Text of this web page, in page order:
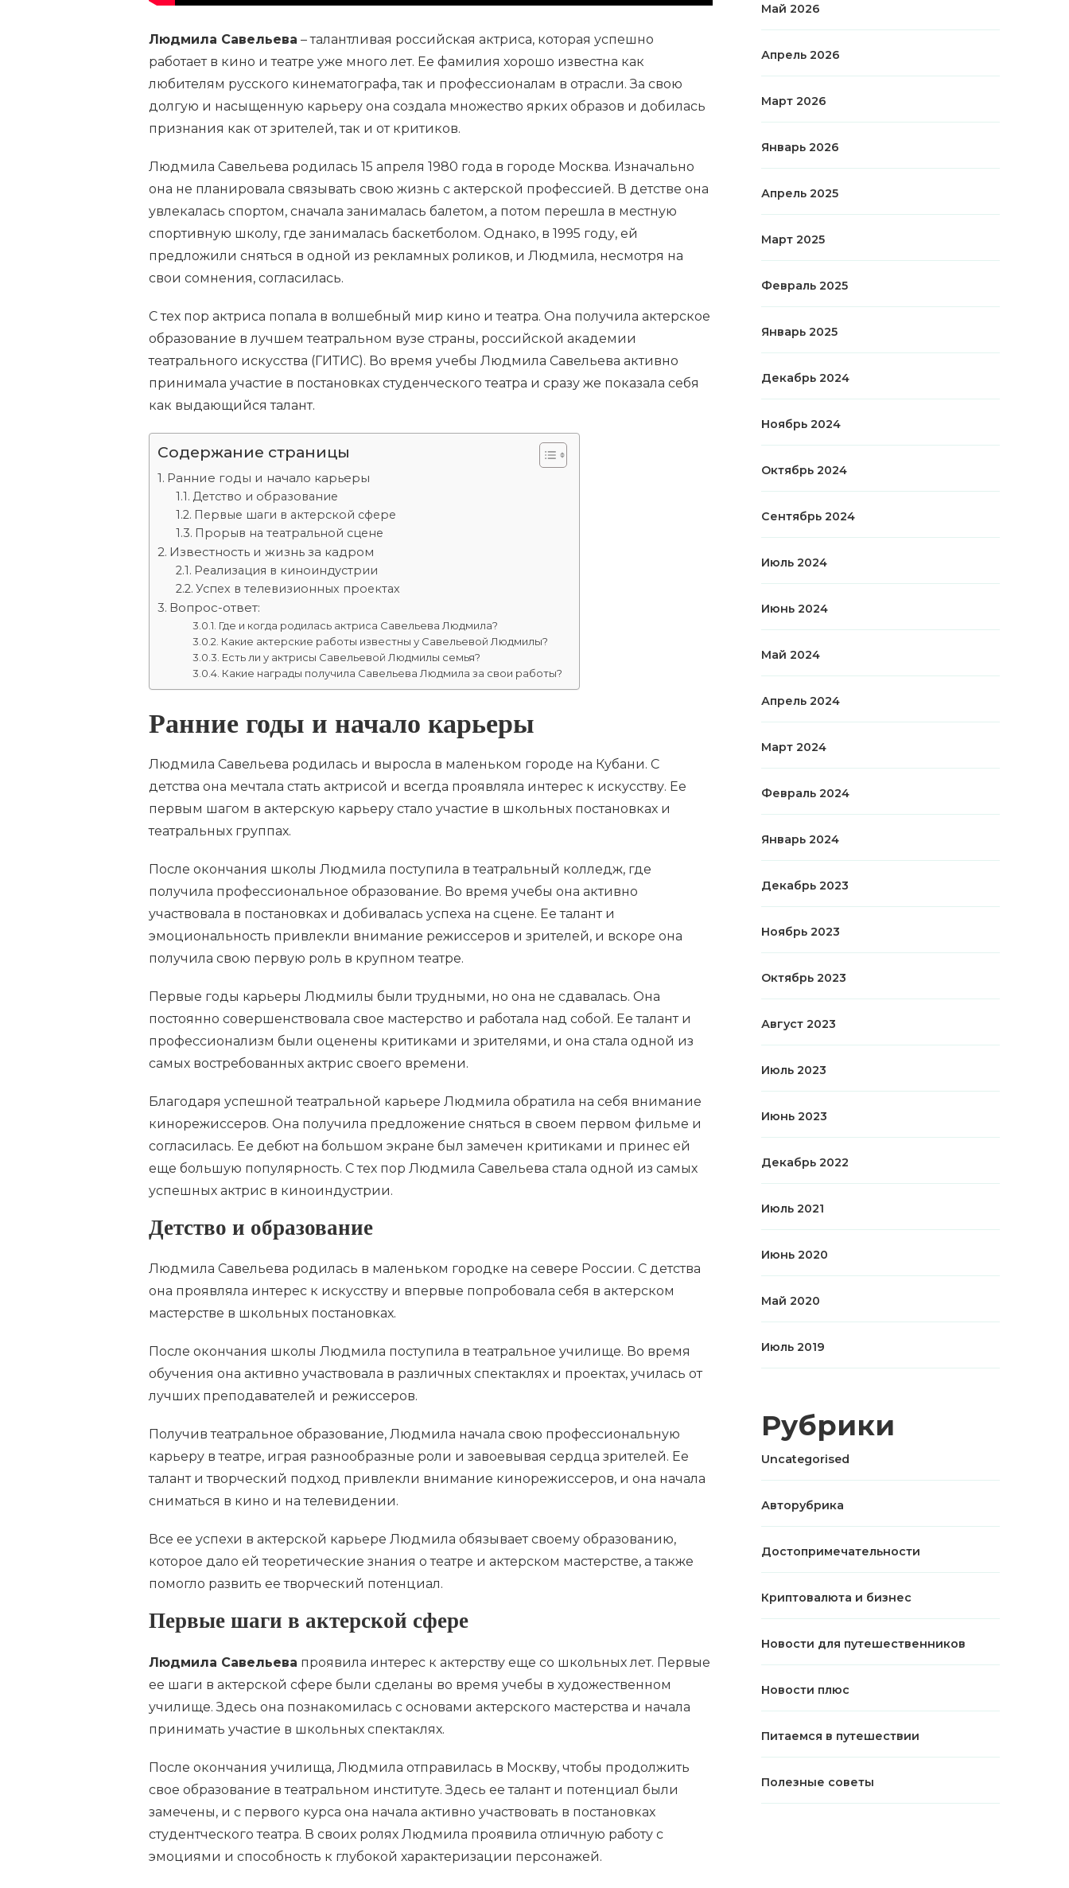
Людмила Савельева – талантливая российская актриса, которая успешно
работает в кино и театре уже много лет. Ее фамилия хорошо известна как
любителям русского кинематографа, так и профессионалам в отрасли. За свою
долгую и насыщенную карьеру она создала множество ярких образов и добилась
признания как от зрителей, так и от критиков.
Людмила Савельева родилась 15 апреля 1980 года в городе Москва. Изначально
она не планировала связывать свою жизнь с актерской профессией. В детстве она
увлекалась спортом, сначала занималась балетом, а потом перешла в местную
спортивную школу, где занималась баскетболом. Однако, в 1995 году, ей
предложили сняться в одной из рекламных роликов, и Людмила, несмотря на
свои сомнения, согласилась.
С тех пор актриса попала в волшебный мир кино и театра. Она получила актерское
образование в лучшем театральном вузе страны, российской академии
театрального искусства (ГИТИС). Во время учебы Людмила Савельева активно
принимала участие в постановках студенческого театра и сразу же показала себя
как выдающийся талант.
Содержание страницы
Ранние годы и начало карьеры
Детство и образование
Первые шаги в актерской сфере
Прорыв на театральной сцене
Известность и жизнь за кадром
Реализация в киноиндустрии
Успех в телевизионных проектах
Вопрос-ответ:
Где и когда родилась актриса Савельева Людмила?
Какие актерские работы известны у Савельевой Людмилы?
Есть ли у актрисы Савельевой Людмилы семья?
Какие награды получила Савельева Людмила за свои работы?
Ранние годы и начало карьеры
Людмила Савельева родилась и выросла в маленьком городе на Кубани. С
детства она мечтала стать актрисой и всегда проявляла интерес к искусству. Ее
первым шагом в актерскую карьеру стало участие в школьных постановках и
театральных группах.
После окончания школы Людмила поступила в театральный колледж, где
получила профессиональное образование. Во время учебы она активно
участвовала в постановках и добивалась успеха на сцене. Ее талант и
эмоциональность привлекли внимание режиссеров и зрителей, и вскоре она
получила свою первую роль в крупном театре.
Первые годы карьеры Людмилы были трудными, но она не сдавалась. Она
постоянно совершенствовала свое мастерство и работала над собой. Ее талант и
профессионализм были оценены критиками и зрителями, и она стала одной из
самых востребованных актрис своего времени.
Благодаря успешной театральной карьере Людмила обратила на себя внимание
кинорежиссеров. Она получила предложение сняться в своем первом фильме и
согласилась. Ее дебют на большом экране был замечен критиками и принес ей
еще большую популярность. С тех пор Людмила Савельева стала одной из самых
успешных актрис в киноиндустрии.
Детство и образование
Людмила Савельева родилась в маленьком городке на севере России. С детства
она проявляла интерес к искусству и впервые попробовала себя в актерском
мастерстве в школьных постановках.
После окончания школы Людмила поступила в театральное училище. Во время
обучения она активно участвовала в различных спектаклях и проектах, училась от
лучших преподавателей и режиссеров.
Получив театральное образование, Людмила начала свою профессиональную
карьеру в театре, играя разнообразные роли и завоевывая сердца зрителей. Ее
талант и творческий подход привлекли внимание кинорежиссеров, и она начала
сниматься в кино и на телевидении.
Все ее успехи в актерской карьере Людмила обязывает своему образованию,
которое дало ей теоретические знания о театре и актерском мастерстве, а также
помогло развить ее творческий потенциал.
Первые шаги в актерской сфере
Людмила Савельева проявила интерес к актерству еще со школьных лет. Первые
ее шаги в актерской сфере были сделаны во время учебы в художественном
училище. Здесь она познакомилась с основами актерского мастерства и начала
принимать участие в школьных спектаклях.
После окончания училища, Людмила отправилась в Москву, чтобы продолжить
свое образование в театральном институте. Здесь ее талант и потенциал были
замечены, и с первого курса она начала активно участвовать в постановках
студентческого театра. В своих ролях Людмила проявила отличную работу с
эмоциями и способность к глубокой характеризации персонажей.
Май 2026
Апрель 2026
Март 2026
Январь 2026
Апрель 2025
Март 2025
Февраль 2025
Январь 2025
Декабрь 2024
Ноябрь 2024
Октябрь 2024
Сентябрь 2024
Июль 2024
Июнь 2024
Май 2024
Апрель 2024
Март 2024
Февраль 2024
Январь 2024
Декабрь 2023
Ноябрь 2023
Октябрь 2023
Август 2023
Июль 2023
Июнь 2023
Декабрь 2022
Июль 2021
Июнь 2020
Май 2020
Июль 2019
Рубрики
Uncategorised
Авторубрика
Достопримечательности
Криптовалюта и бизнес
Новости для путешественников
Новости плюс
Питаемся в путешествии
Полезные советы